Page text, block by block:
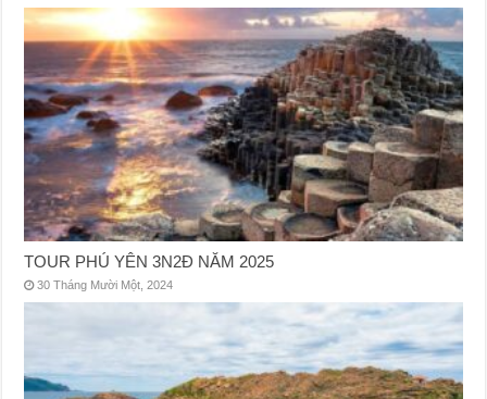
TOUR PHÚ YÊN 3N2Đ NĂM 2025
30 Tháng Mười Một, 2024